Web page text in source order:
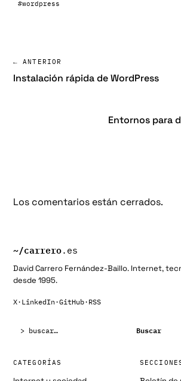
#wordpress
← ANTERIOR
Instalación rápida de WordPress
Entornos para
Los comentarios están cerrados.
~/carrero.es
David Carrero Fernández-Baillo. Internet,
desde 1995.
X· LinkedIn·GitHub· RSS
Buscar
CATEGORÍAS